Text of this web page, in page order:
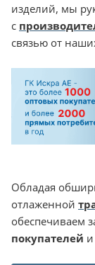
изделий, мы
с
связью от
Обладая
отлаженной
обеспечиваем
покупателей и